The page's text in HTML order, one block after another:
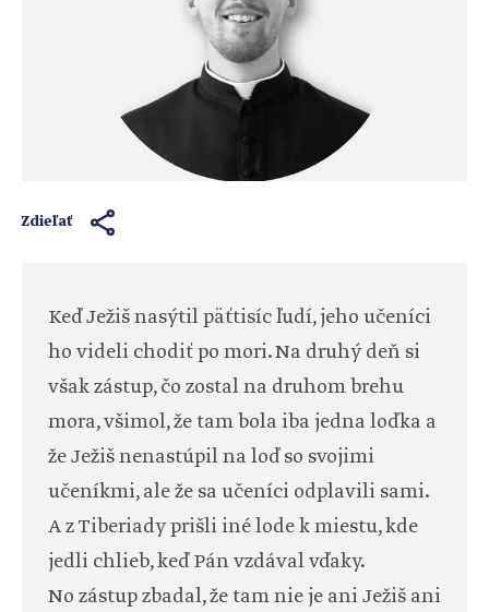
Zdieľať
Keď Ježiš nasýtil päťtisíc ľudí, jeho učeníci
ho videli chodiť po mori. Na druhý deň si
však zástup, čo zostal na druhom brehu
mora, všimol, že tam bola iba jedna loďka a
že Ježiš nenastúpil na loď so svojimi
učeníkmi, ale že sa učeníci odplavili sami.
A z Tiberiady prišli iné lode k miestu, kde
jedli chlieb, keď Pán vzdával vďaky.
No zástup zbadal, že tam nie je ani Ježiš ani